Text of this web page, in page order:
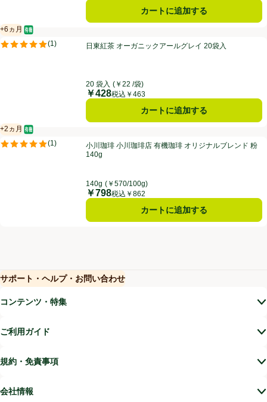
カートに追加する
日東紅茶 オーガニックアールグレイ 20袋入
+6ヵ月
賞味・消費期限保証：6ヵ月
オーガニック/有機
(1)
評価は1件のレビューで5点中5.0点。日東紅茶 オーガニックアールグレイ 20袋入
20 袋入 (￥22 /袋)
価格
￥428税込￥463
カートに追加する
小川珈琲 小川珈琲店 有機珈琲 オリジナルブレンド 粉 140g
+2ヵ月
賞味・消費期限保証：2ヵ月
オーガニック/有機
(1)
評価は1件のレビューで5点中5.0点。小川珈琲 小川珈琲店 有機珈琲 オリジナルブレンド 粉
140g
140g (￥570/100g)
価格
￥798税込￥862
カートに追加する
サポート・ヘルプ・お問い合わせ
(新しいウィンドウで開く)
コンテンツ・特集
ご利用ガイド
規約・免責事項
会社情報